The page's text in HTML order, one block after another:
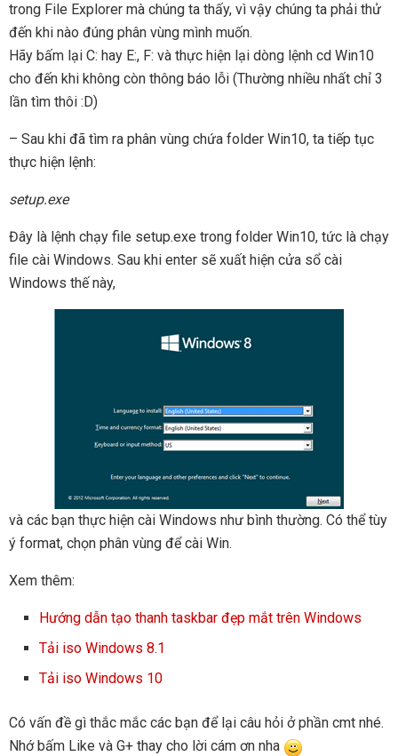
trong File Explorer mà chúng ta thấy, vì vậy chúng ta phải thử
đến khi nào đúng phân vùng mình muốn.
Hãy bấm lại C: hay E:, F: và thực hiện lại dòng lệnh cd Win10
cho đến khi không còn thông báo lỗi (Thường nhiều nhất chỉ 3
lần tìm thôi :D)
– Sau khi đã tìm ra phân vùng chứa folder Win10, ta tiếp tục
thực hiện lệnh:
setup.exe
Đây là lệnh chạy file setup.exe trong folder Win10, tức là chạy
file cài Windows. Sau khi enter sẽ xuất hiện cửa sổ cài
Windows thế này,
và các bạn thực hiện cài Windows như bình thường. Có thể tùy
ý format, chọn phân vùng để cài Win.
Xem thêm:
Hướng dẫn tạo thanh taskbar đẹp mắt trên Windows
Tải iso Windows 8.1
Tải iso Windows 10
Có vấn đề gì thắc mắc các bạn để lại câu hỏi ở phần cmt nhé.
Nhớ bấm Like và G+ thay cho lời cám ơn nha